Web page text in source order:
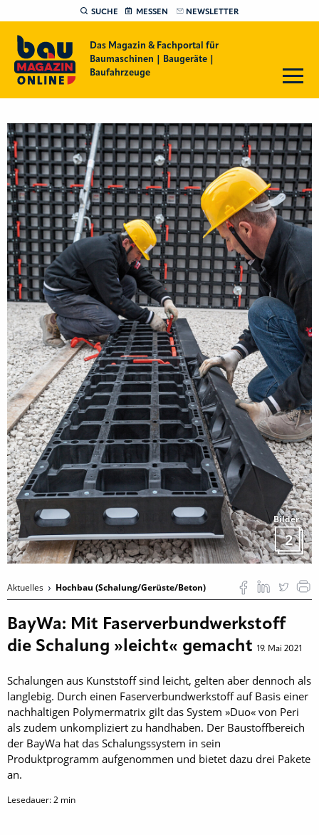
SUCHE MESSEN NEWSLETTER
Das Magazin & Fachportal für
Baumaschinen | Baugeräte |
Baufahrzeuge
Bilder
2
Aktuelles Hochbau (Schalung/Gerüste/Beton)
BayWa: Mit Faserverbundwerkstoff
die Schalung »leicht« gemacht 19. Mai 2021
Schalungen aus Kunststoff sind leicht, gelten aber dennoch als
langlebig. Durch einen Faserverbundwerkstoff auf Basis einer
nachhaltigen Polymermatrix gilt das System »Duo« von Peri
als zudem unkompliziert zu handhaben. Der Baustoffbereich
der BayWa hat das Schalungssystem in sein
Produktprogramm aufgenommen und bietet dazu drei Pakete
an.
Lesedauer:2 min